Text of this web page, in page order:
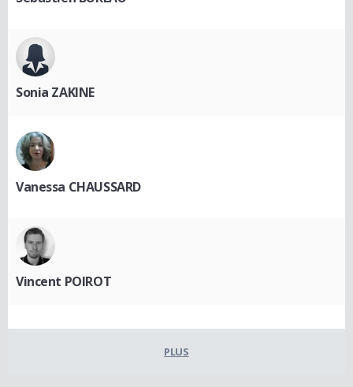
Sonia ZAKINE
Vanessa CHAUSSARD
Vincent POIROT
PLUS